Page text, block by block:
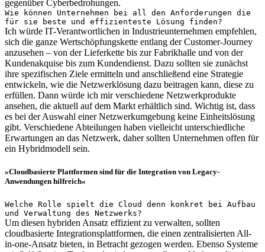
gegenüber Cyberbedrohungen.
Wie können Unternehmen bei all den Anforderungen die
für sie beste und effizienteste Lösung finden?
Ich würde IT-Verantwortlichen in Industrieunternehmen empfehlen,
sich die ganze Wertschöpfungskette entlang der Customer-Journey
anzusehen – von der Lieferkette bis zur Fabrikhalle und von der
Kundenakquise bis zum Kundendienst. Dazu sollten sie zunächst
ihre spezifischen Ziele ermitteln und anschließend eine Strategie
entwickeln, wie die Netzwerklösung dazu beitragen kann, diese zu
erfüllen. Dann würde ich mir verschiedene Netzwerkprodukte
ansehen, die aktuell auf dem Markt erhältlich sind. Wichtig ist, dass
es bei der Auswahl einer Netzwerkumgebung keine Einheitslösung
gibt. Verschiedene Abteilungen haben vielleicht unterschiedliche
Erwartungen an das Netzwerk, daher sollten Unternehmen offen für
ein Hybridmodell sein.
»Cloudbasierte Plattformen sind für die Integration von Legacy-
Anwendungen hilfreich«
Welche Rolle spielt die Cloud denn konkret bei Aufbau
und Verwaltung des Netzwerks?
Um diesen hybriden Ansatz effizient zu verwalten, sollten
cloudbasierte Integrationsplattformen, die einen zentralisierten All-
in-one-Ansatz bieten, in Betracht gezogen werden. Ebenso Systeme